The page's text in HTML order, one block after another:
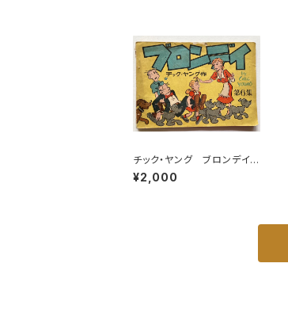
チック・ヤング ブロンデイ
第６集 昭和24年 朝日新
聞社刊
¥2,000